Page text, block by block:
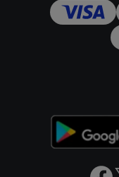
trekken, vindt u in
impressum hier.